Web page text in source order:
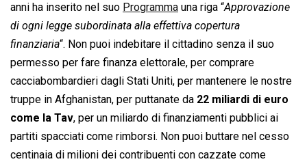
anni ha inserito nel suo Programma una riga “Approvazione
di ogni legge subordinata alla effettiva copertura
finanziaria“. Non puoi indebitare il cittadino senza il suo
permesso per fare finanza elettorale, per comprare
cacciabombardieri dagli Stati Uniti, per mantenere le nostre
truppe in Afghanistan, per puttanate da 22 miliardi di euro
come la Tav, per un miliardo di finanziamenti pubblici ai
partiti spacciati come rimborsi. Non puoi buttare nel cesso
centinaia di milioni dei contribuenti con cazzate come